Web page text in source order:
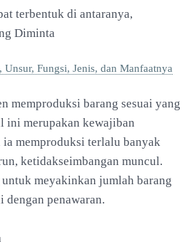
terbentuk di antaranya,
Diminta
Unsur, Fungsi, Jenis, dan Manfaatnya
memproduksi barang sesuai yang
ini merupakan kewajiban
memproduksi terlalu banyak
ketidakseimbangan muncul.
meyakinkan jumlah barang
dengan penawaran.